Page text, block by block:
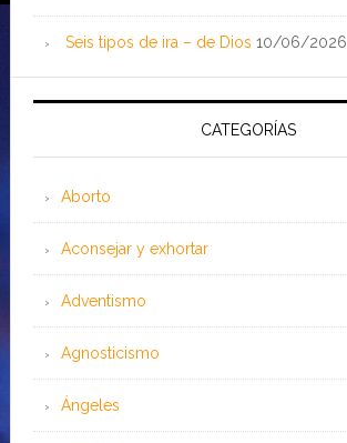
Seis tipos de ira – de Dios 10/06/2026
CATEGORÍAS
Aborto
Aconsejar y exhortar
Adventismo
Agnosticismo
Ángeles